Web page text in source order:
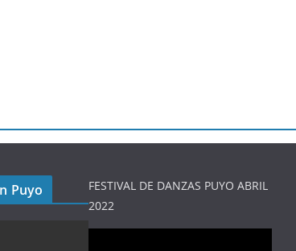
Puyo
FESTIVAL DE DANZAS PUYO ABRIL
2022